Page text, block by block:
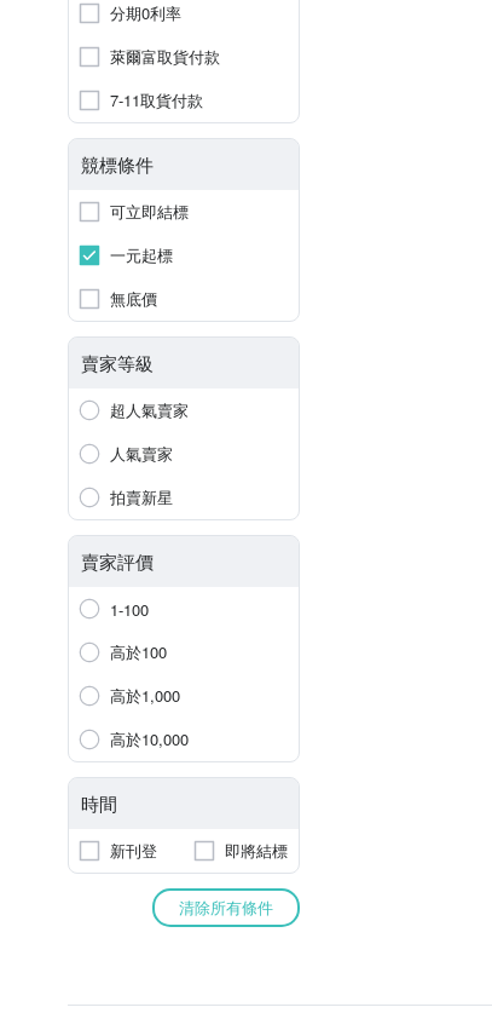
分期0利率
萊爾富取貨付款
7-11取貨付款
競標條件
可立即結標
一元起標
無底價
賣家等級
超人氣賣家
人氣賣家
拍賣新星
賣家評價
1-100
高於100
高於1,000
高於10,000
時間
新刊登 即將結標
清除所有條件